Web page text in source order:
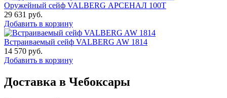
Оружейный сейф VALBERG АРСЕНАЛ 100Т
29 631 руб.
Добавить в корзину
Встраиваемый сейф VALBERG AW 1814
14 570 руб.
Добавить в корзину
Доставка в Чебоксары